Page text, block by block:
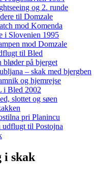
og 2. runde
til Domzale
mod Komenda
i Slovenien 1995
mod Domzale
til Bled
bløder på bjerget
– skak med bjergben
og hjemrejse
i Bled 2002
slottet og søen
pri Planincu
udflugt til Postojna
i skak